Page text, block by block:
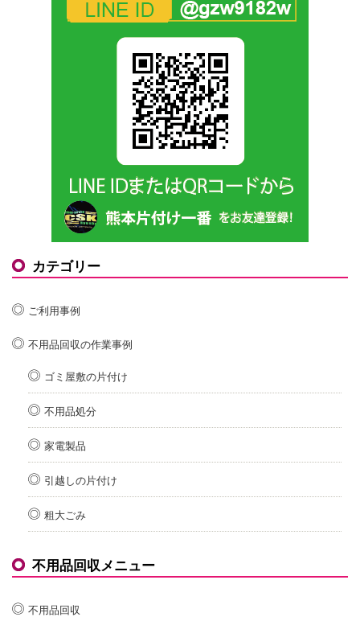
カテゴリー
ご利用事例
不用品回収の作業事例
ゴミ屋敷の片付け
不用品処分
家電製品
引越しの片付け
粗大ごみ
不用品回収メニュー
不用品回収